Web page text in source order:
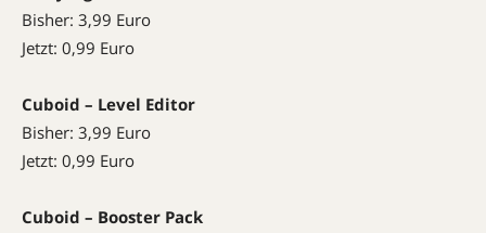
Bisher: 3,99 Euro
Jetzt: 0,99 Euro
Cuboid – Level Editor
Bisher: 3,99 Euro
Jetzt: 0,99 Euro
Cuboid – Booster Pack